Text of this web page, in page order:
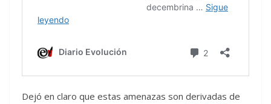
Dejó en claro que estas amenazas son derivadas de